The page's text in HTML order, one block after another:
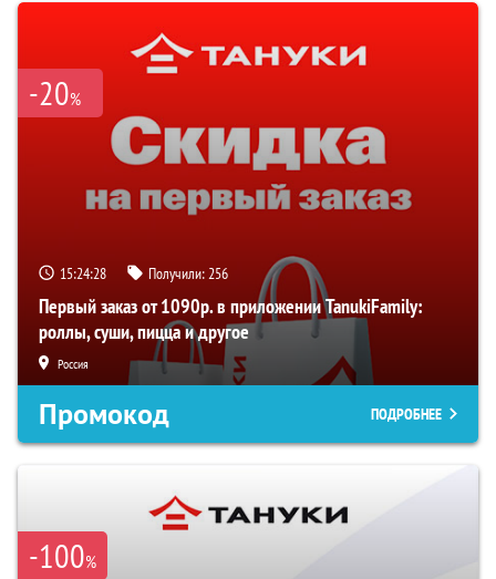
-20%
15:24:28 Получили:256
Первый заказ от 1090р. в приложении TanukiFamily:
роллы, суши, пицца и другое
Россия
Промокод ПОДРОБНЕЕ
-100%